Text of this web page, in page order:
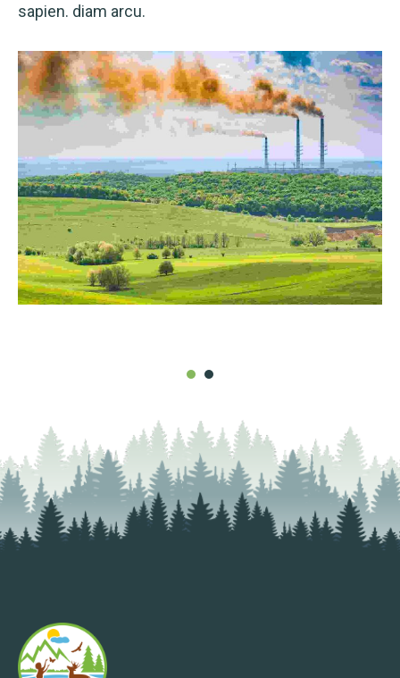
sapien. diam arcu.